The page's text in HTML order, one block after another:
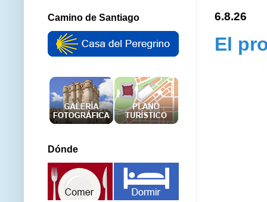
6.8.26
El
Camino de Santiago
Dónde